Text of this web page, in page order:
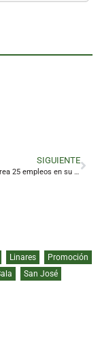
SIGUIENTE
El Jamón crea 25 empleos en su primera tienda en Linares y prepara otra apertura en la ciudad
Linares
Promoción
San José